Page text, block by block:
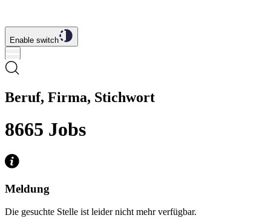
Enable switch
Beruf, Firma, Stichwort
8665 Jobs
Meldung
Die gesuchte Stelle ist leider nicht mehr verfügbar.